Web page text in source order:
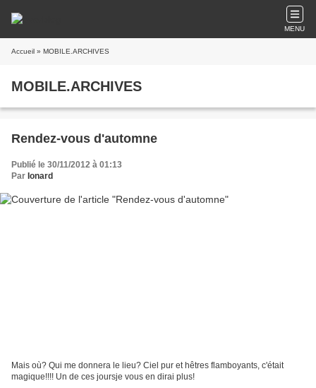
MENU
Accueil » MOBILE.ARCHIVES
MOBILE.ARCHIVES
Rendez-vous d'automne
Publié le 30/11/2012 à 01:13
Par Ionard
Mais où? Qui me donnera le lieu? Ciel pur et hêtres flamboyants, c'était
magique!!!! Un de ces joursje vous en dirai plus!